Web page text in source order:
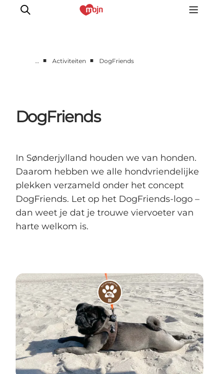
Events
Accommodaties
Booking
… ■ Activiteiten ■ DogFriends
DogFriends
In Sønderjylland houden we van honden.
Daarom hebben we alle hondvriendelijke
plekken verzameld onder het concept
DogFriends. Let op het DogFriends-logo –
dan weet je dat je trouwe viervoeter van
harte welkom is.